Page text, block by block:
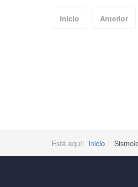
Inicio Anterior
Está aquí: Inicio